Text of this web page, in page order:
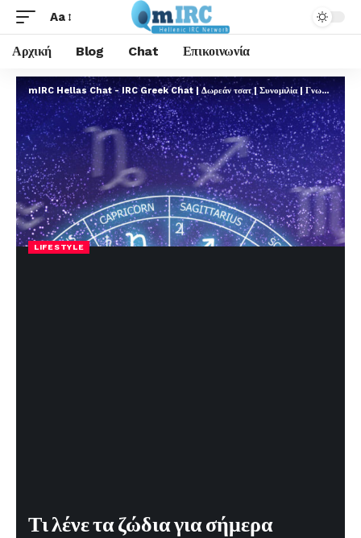
Aa
Αρχική Blog Chat Επικοινωνία
mIRC Hellas Chat - IRC Greek Chat | Δωρεάν τσατ | Συνομιλία | Γνωριμίες | FREE
LIFESTYLE
Τι λένε τα ζώδια για σήμερα